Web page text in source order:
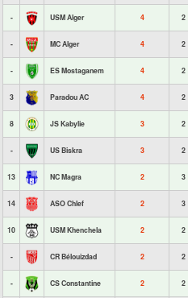
- USM Alger 4 2
- MC Alger 4 2
- ES Mostaganem 4 2
3 Paradou AC 4 2
8 JS Kabylie 3 2
- US Biskra 3 2
13 NC Magra 2 3
14 ASO Chlef 2 3
10 USM Khenchela 2 2
- CR Bélouizdad 2 2
- CS Constantine 2 2